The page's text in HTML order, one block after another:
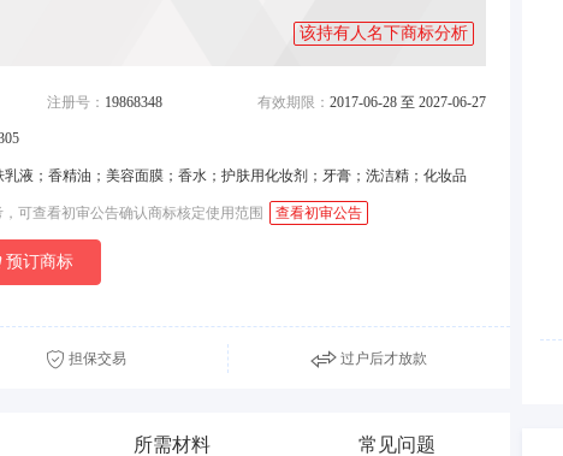
该持有人名下商标分析
注册号： 19868348 有效期限： 2017-06-28 至 2027-06-27
液；香精油；美容面膜；香水；护肤用化妆剂；牙膏；洗洁精；化妆品
可查看初审公告确认商标核定使用范围 查看初审公告
预订商标
担保交易 过户后才放款
所需材料 常见问题